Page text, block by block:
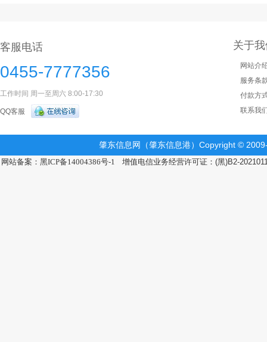
客服电话
0455-7777356
工作时间 周一至周六 8:00-17:30
QQ客服
关于
网站介
服务条
付款方
联系我
肇东信息网（肇东信息港）Copyright ©
网站备案：黑ICP备14004386号-1 增值电信业务经营许可证：(黑)B2-